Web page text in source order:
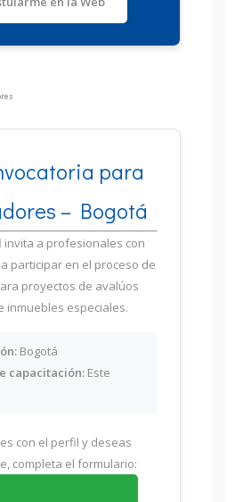
para
– Bogotá
invita a profesionales con
a participar en el proceso de
proyectos de avalúos
inmuebles especiales.
Bogotá
capacitación: Este
con el perfil y deseas
completa el formulario: